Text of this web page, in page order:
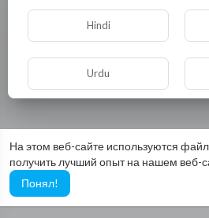
На этом веб-сайте используются
получить лучший опыт на нашем веб-
Понял!
Видео не
Hindi
Urdu
Bengali